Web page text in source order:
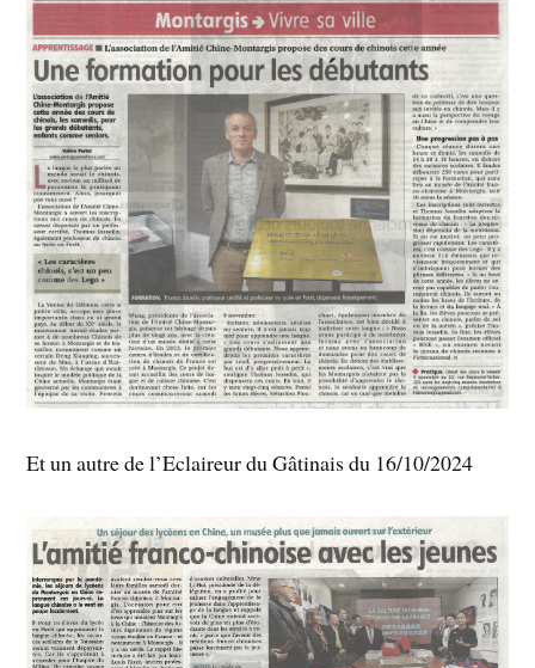
Et un autre de l’Eclaireur du Gâtinais du 16/10/2024